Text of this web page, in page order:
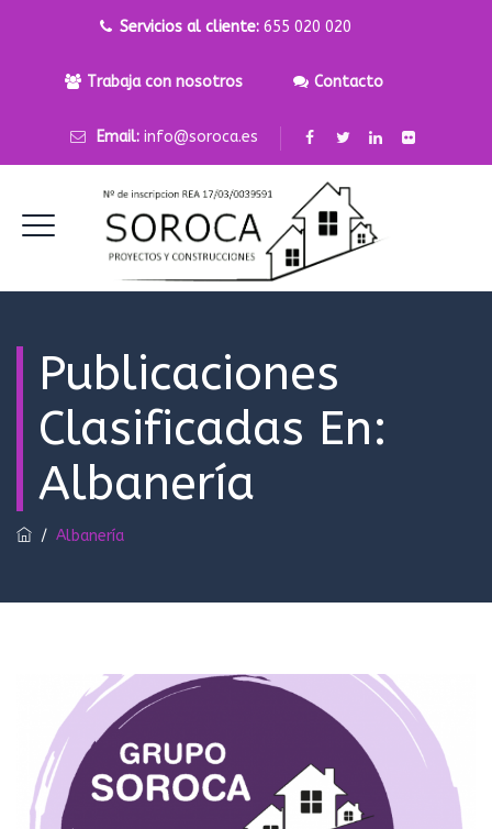
Servicios al cliente:655 020 020
Trabaja con nosotros Contacto
Email: info@soroca.es
Publicaciones
Clasificadas En:
Albanería
/ Albanería